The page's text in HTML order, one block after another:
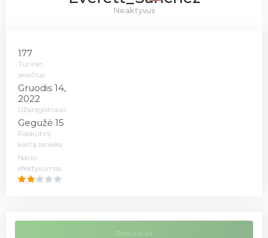
Neaktyvus
177
Turinio
skaičius
Gruodis 14,
2022
Užsiregistravo
Gegužė 15
Paskutinį
kartą lankėsi
Nario
efektyvumas
Reputacija